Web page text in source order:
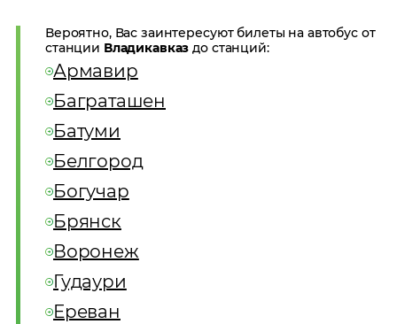
Вероятно, Вас заинтересуют билеты на автобус от
станции Владикавказ до станций:
Армавир
Баграташен
Батуми
Белгород
Богучар
Брянск
Воронеж
Гудаури
Ереван